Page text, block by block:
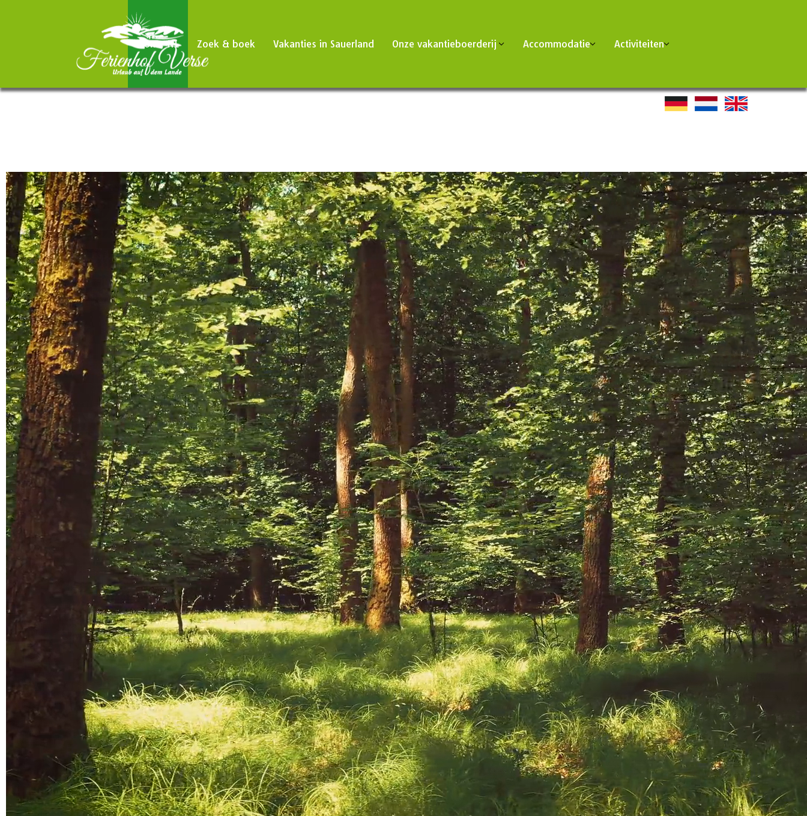
Home NL Zoek & boek Vakanties in Sauerland Onze vakantieboerderij Accommodatie Activiteiten